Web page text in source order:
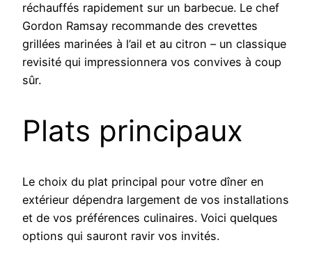
réchauffés rapidement sur un barbecue. Le chef
Gordon Ramsay recommande des crevettes
grillées marinées à l’ail et au citron – un classique
revisité qui impressionnera vos convives à coup
sûr.
Plats principaux
Le choix du plat principal pour votre dîner en
extérieur dépendra largement de vos installations
et de vos préférences culinaires. Voici quelques
options qui sauront ravir vos invités.